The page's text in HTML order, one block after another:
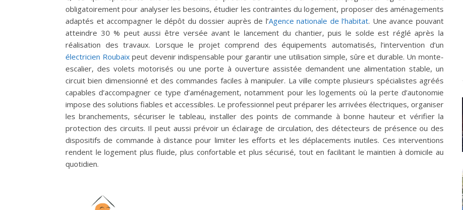
obligatoirement pour analyser les besoins, étudier les contraintes du logement, proposer des aménagements
adaptés et accompagner le dépôt du dossier auprès de l’Agence nationale de l’habitat. Une avance pouvant
atteindre 30 % peut aussi être versée avant le lancement du chantier, puis le solde est réglé après la
réalisation des travaux. Lorsque le projet comprend des équipements automatisés, l’intervention d’un
électricien Roubaixpeut devenir indispensable pour garantir une utilisation simple, sûre et durable. Un monte-
escalier, des volets motorisés ou une porte à ouverture assistée demandent une alimentation stable, un
circuit bien dimensionné et des commandes faciles à manipuler. La ville compte plusieurs spécialistes agréés
capables d’accompagner ce type d’aménagement, notamment pour les logements où la perte d’autonomie
impose des solutions fiables et accessibles. Le professionnel peut préparer les arrivées électriques, organiser
les branchements, sécuriser le tableau, installer des points de commande à bonne hauteur et vérifier la
protection des circuits. Il peut aussi prévoir un éclairage de circulation, des détecteurs de présence ou des
dispositifs de commande à distance pour limiter les efforts et les déplacements inutiles. Ces interventions
rendent le logement plus fluide, plus confortable et plus sécurisé, tout en facilitant le maintien à domicile au
quotidien.